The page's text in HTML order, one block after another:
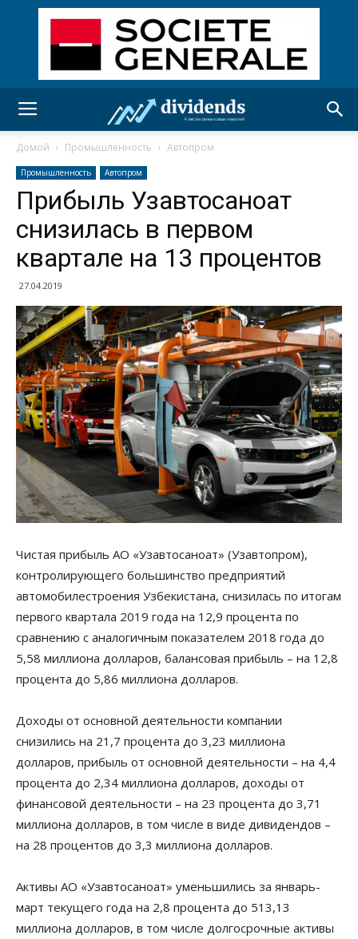
Домой Промышленность Автопром
Промышленность Автопром
Прибыль Узавтосаноат
снизилась в первом
квартале на 13 процентов
27.04.2019
Чистая прибыль АО «Узавтосаноат» (Узавтопром),
контролирующего большинство предприятий
автомобилестроения Узбекистана, снизилась по итогам
первого квартала 2019 года на 12,9 процента по
сравнению с аналогичным показателем 2018 года до
5,58 миллиона долларов, балансовая прибыль – на 12,8
процента до 5,86 миллиона долларов.
Доходы от основной деятельности компании
снизились на 21,7 процента до 3,23 миллиона
долларов, прибыль от основной деятельности – на 4,4
процента до 2,34 миллиона долларов, доходы от
финансовой деятельности – на 23 процента до 3,71
миллиона долларов, в том числе в виде дивидендов –
на 28 процентов до 3,3 миллиона долларов.
Активы АО «Узавтосаноат» уменьшились за январь-
март текущего года на 2,8 процента до 513,13
миллиона долларов, в том числе долгосрочные активы